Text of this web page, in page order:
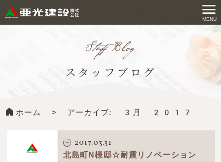
ン
ッ
亜光建設株式会社
MENU
スタッフブログ
ホーム > アーカイブ: 3月 2017
2017.03.31
北島町N様邸☆耐震リノベーション